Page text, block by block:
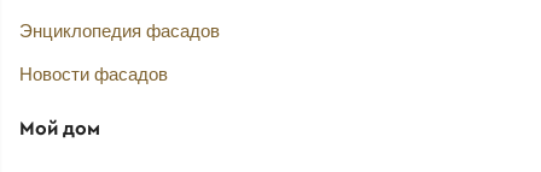
Энциклопедия фасадов
Новости фасадов
Мой дом